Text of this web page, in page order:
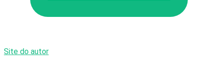
Site do autor